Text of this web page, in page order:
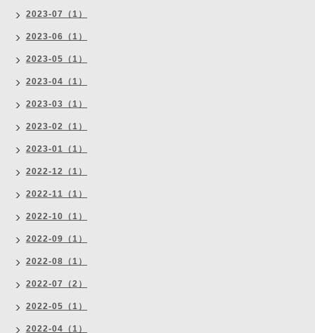
2023-07（1）
2023-06（1）
2023-05（1）
2023-04（1）
2023-03（1）
2023-02（1）
2023-01（1）
2022-12（1）
2022-11（1）
2022-10（1）
2022-09（1）
2022-08（1）
2022-07（2）
2022-05（1）
2022-04（1）